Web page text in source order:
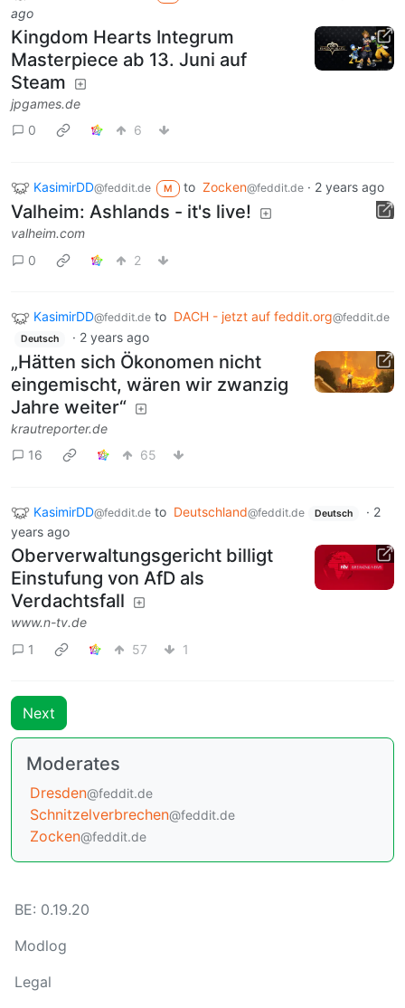
ago
Kingdom Hearts Integrum
Masterpiece ab 13. Juni auf
Steam
jpgames.de
0
6
KasimirDD@feddit.de M to Zocken@feddit.de· 2 years ago
Valheim: Ashlands - it's live!
valheim.com
0 2
KasimirDD @feddit.de to DACH - jetzt auf feddit.org@feddit.de
2 years ago
„Hätten sich Ökonomen nicht
eingemischt, wären wir zwanzig
Jahre weiter“
krautreporter.de
16
65
KasimirDD@feddit.de to Deutschland@feddit.de
2
years ago
Oberverwaltungsgericht billigt
Einstufung von AfD als
Verdachtsfall
www.n-tv.de
1
57 1
Next
Moderates
Dresden@feddit.de
Schnitzelverbrechen@feddit.de
Zocken@feddit.de
BE: 0.19.20
Modlog
Legal